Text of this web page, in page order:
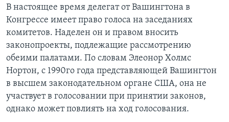
В настоящее время делегат от Вашингтона в
Конгрессе имеет право голоса на заседаниях
комитетов. Наделен он и правом вносить
законопроекты, подлежащие рассмотрению
обеими палатами. По словам Элеонор Холмс
Нортон, с 1990го года представляющей Вашингтон
в высшем законодательном органе США, она не
участвует в голосовании при принятии законов,
однако может повлиять на ход голосования.